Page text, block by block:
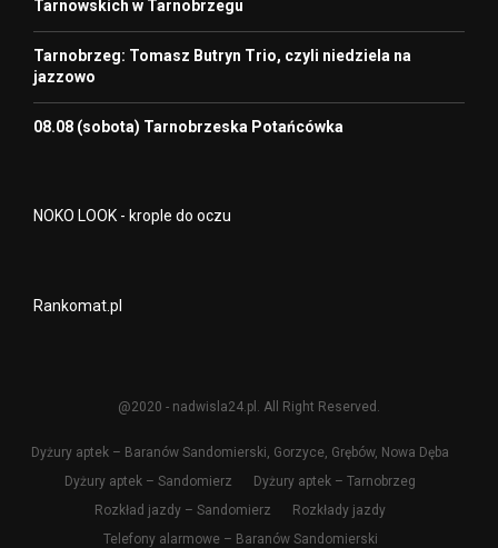
Tarnowskich w Tarnobrzegu
Tarnobrzeg: Tomasz Butryn Trio, czyli niedziela na
jazzowo
08.08 (sobota) Tarnobrzeska Potańcówka
NOKO LOOK - krople do oczu
Rankomat.pl
@2020 - nadwisla24.pl. All Right Reserved.
Dyżury aptek – Baranów Sandomierski, Gorzyce, Grębów, Nowa Dęba
Dyżury aptek – Sandomierz
Dyżury aptek – Tarnobrzeg
Rozkład jazdy – Sandomierz
Rozkłady jazdy
Telefony alarmowe – Baranów Sandomierski